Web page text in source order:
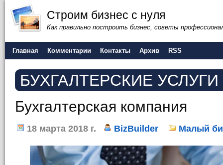
Строим бизнес с нуля
Как правильно построить бизнес, советы
Главная Комментарии Контакты Архив RSS
БУХГАЛТЕРСКИЕ УСЛУГИ
Бухгалтерская компания
18 марта 2018 г. BizBuilder Малый